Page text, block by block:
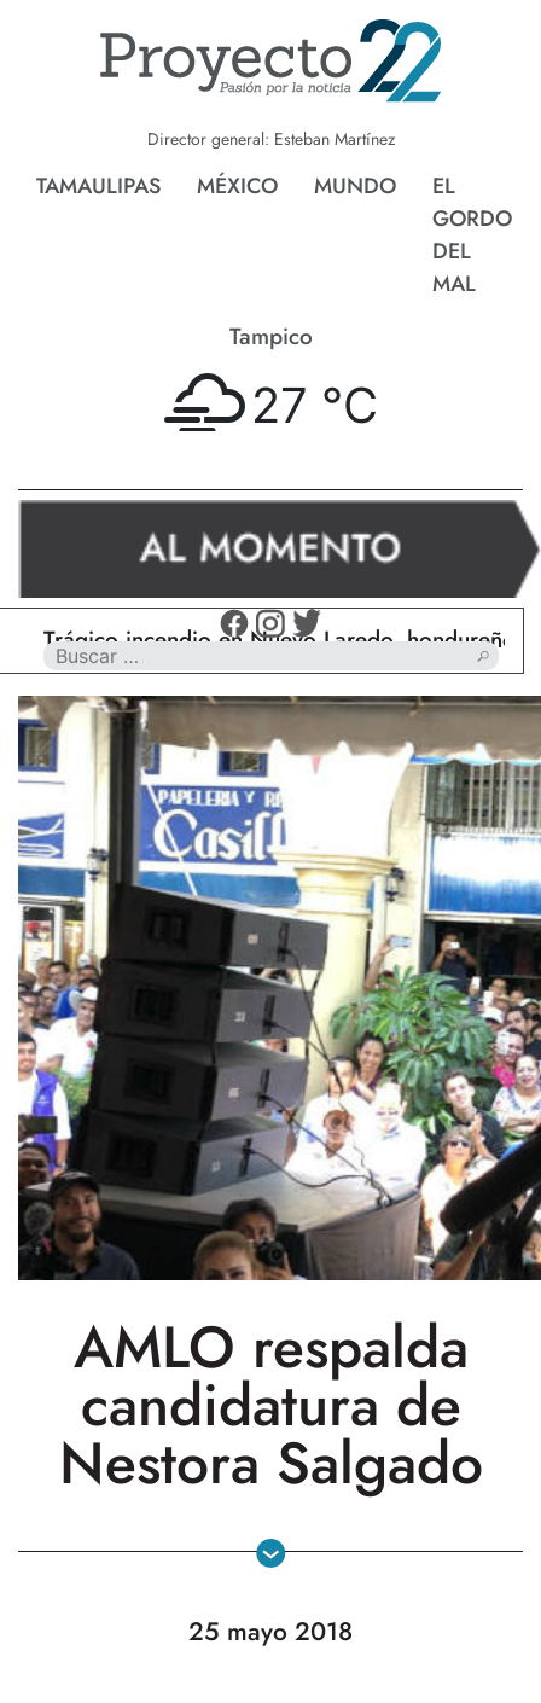
Director general: Esteban Martínez
TAMAULIPAS MÉXICO MUNDO
EL
GORDO
DEL
MAL
Tampico
27 °C
incendio en Nuevo Laredo, hondureño muere
AMLO respalda
candidatura de
Nestora Salgado
25 mayo 2018